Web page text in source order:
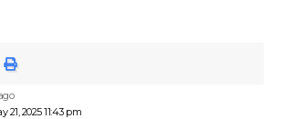
21, 2025 11:43 pm